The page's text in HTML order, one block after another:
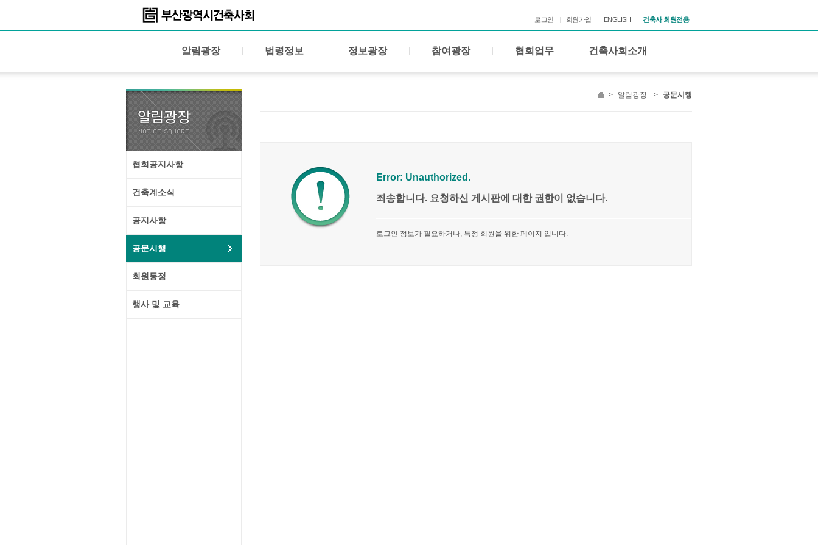
로그인 회원가입 ENGLISH 건축사 회원전용
알림광장 법령정보 정보광장 참여광장 협회업무 건축사회소개
협회공지사항
건축계소식
공지사항
공문시행
회원동정
행사 및 교육
> 알림광장 > 공문시행
Error: Unauthorized.
죄송합니다. 요청하신 게시판에 대한 권한이 없습니다.
로그인 정보가 필요하거나, 특정 회원을 위한 페이지 입니다.